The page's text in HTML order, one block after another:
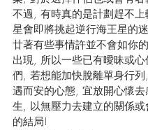
不過, 有時真的是計劃趕不
星會即將挑起逆行海王星的
廿著有些事情許並不會如你
出現, 所以一些已有曖昧或
們, 若想能加快脫離單身行
遇而安的心態, 宜放開心懷
生, 以無壓力去建立的關係
的結局!